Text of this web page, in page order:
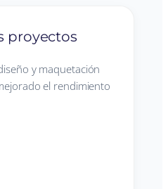
proyectos
y maquetación
el rendimiento